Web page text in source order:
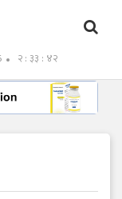
२ : ३३ : ४३